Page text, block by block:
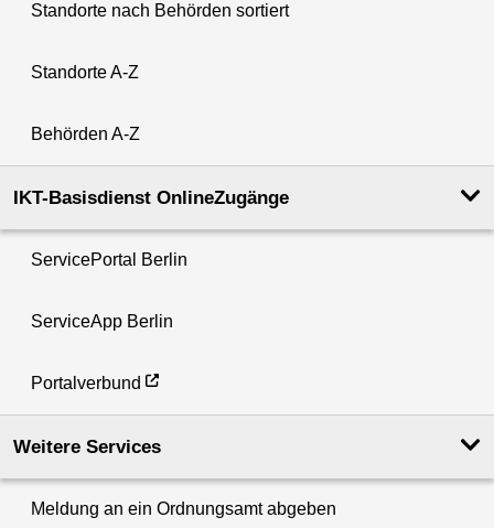
Standorte nach Behörden sortiert
Standorte A-Z
Behörden A-Z
IKT-Basisdienst OnlineZugänge
ServicePortal Berlin
ServiceApp Berlin
Portalverbund
Weitere Services
Meldung an ein Ordnungsamt abgeben